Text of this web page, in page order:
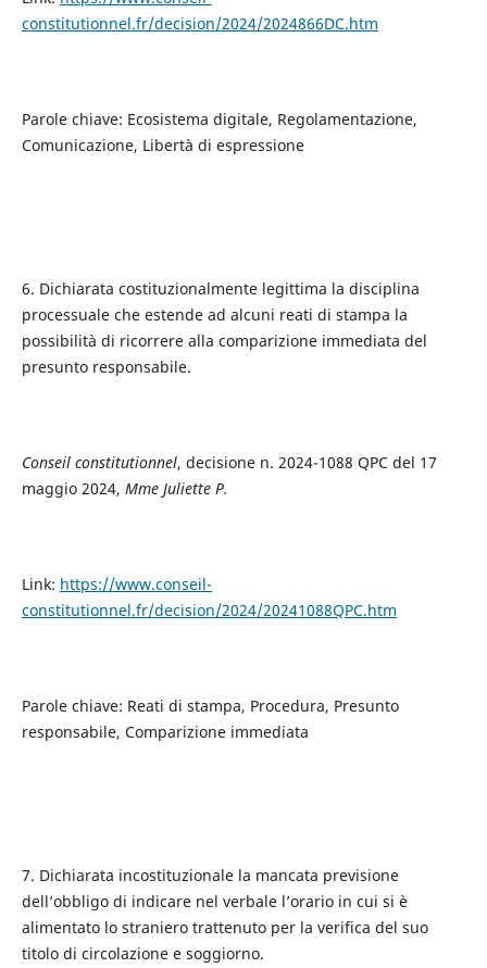
constitutionnel.fr/decision/2024/2024866DC.htm
Parole chiave: Ecosistema digitale, Regolamentazione,
Comunicazione, Libertà di espressione
6. Dichiarata costituzionalmente legittima la disciplina
processuale che estende ad alcuni reati di stampa la
possibilità di ricorrere alla comparizione immediata del
presunto responsabile.
Conseil constitutionnel, decisione n. 2024-1088 QPC del 17
maggio 2024, Mme Juliette P.
Link: https://www.conseil-
constitutionnel.fr/decision/2024/20241088QPC.htm
Parole chiave: Reati di stampa, Procedura, Presunto
responsabile, Comparizione immediata
7. Dichiarata incostituzionale la mancata previsione
dell’obbligo di indicare nel verbale l’orario in cui si è
alimentato lo straniero trattenuto per la verifica del suo
titolo di circolazione e soggiorno.